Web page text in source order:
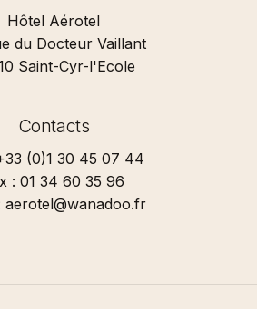
Hôtel Aérotel
du Docteur Vaillant
Saint-Cyr-l'Ecole
Contacts
(0)1 30 45 07 44
: 01 34 60 35 96
aerotel@wanadoo.fr